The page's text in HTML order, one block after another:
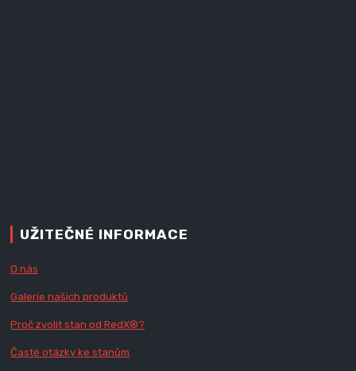
UŽITEČNÉ INFORMACE
O nás
Galerie našich produktů
Proč zvolit stan od RedX®?
Časté otázky ke stanům